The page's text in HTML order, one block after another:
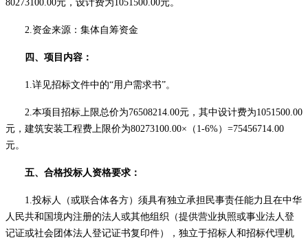
80273100.00元，设计费为1051500.00元。
2.资金来源： 集体自筹资金
四、项目内容：
1.详见招标文件中的“用户需求书”。
2.本项目招标上限总价为76508214.00元，其中设计费为1051500.00
元，建筑安装工程费上限价为80273100.00×（ 1-6%） =75456714.00
元。
五、合格投标人资格要求：
1.投标人（或联合体各方）须具有独立承担民事责任能力且在中华
人民共和国境内注册的法人或其他组织（提供营业执照或事业法人登
记证或社会团体法人登记证书复印件），独立于招标人和招标代理机